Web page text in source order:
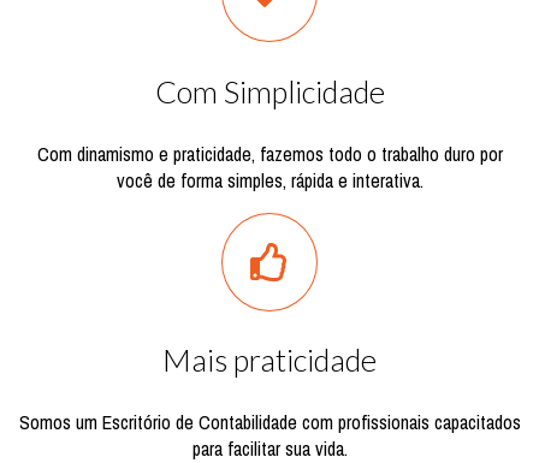
Com Simplicidade
Com dinamismo e praticidade, fazemos todo o trabalho duro por
você de forma simples, rápida e interativa.
Mais praticidade
Somos um Escritório de Contabilidade com profissionais capacitados
para facilitar sua vida.